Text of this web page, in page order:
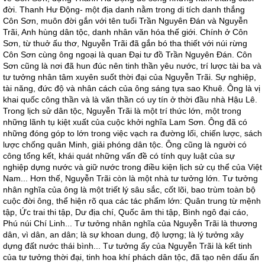
đời. Thanh Hư Ðộng- một địa danh nằm trong di tích danh thắng
Côn Sơn, muôn đời gắn với tên tuổi Trần Nguyên Ðán và Nguyễn
Trãi, Anh hùng dân tộc, danh nhân văn hóa thế giới. Chính ở Côn
Sơn, từ thuở ấu thơ, Nguyễn Trãi đã gắn bó tha thiết với núi rừng
Côn Sơn cùng ông ngoại là quan Ðại tư đồ Trần Nguyên Ðán. Côn
Sơn cũng là nơi đã hun đúc nên tinh thần yêu nước, trí lược tài ba và
tư tưởng nhân tâm xuyên suốt thời đại của Nguyễn Trãi. Sự nghiệp,
tài năng, đức độ và nhân cách của ông sáng tựa sao Khuê. Ông là vị
khai quốc công thần và là văn thần có uy tín ở thời đầu nhà Hậu Lê.
Trong lịch sử dân tộc, Nguyễn Trãi là một trí thức lớn, một trong
những lãnh tụ kiệt xuất của cuộc khởi nghĩa Lam Sơn. Ông đã có
những đóng góp to lớn trong việc vạch ra đường lối, chiến lược, sách
lược chống quân Minh, giải phóng dân tộc. Ông cũng là người có
công tổng kết, khái quát những vấn đề có tính quy luật của sự
nghiệp dựng nước và giữ nước trong điều kiện lịch sử cụ thể của Việt
Nam... Hơn thế, Nguyễn Trãi còn là một nhà tư tưởng lớn. Tư tưởng
nhân nghĩa của ông là một triết lý sâu sắc, cốt lõi, bao trùm toàn bộ
cuộc đời ông, thể hiện rõ qua các tác phẩm lớn: Quân trung từ mệnh
tập, Ức trai thi tập, Dư địa chí, Quốc âm thi tập, Bình ngô đại cáo,
Phú núi Chí Linh... Tư tưởng nhân nghĩa của Nguyễn Trãi là thương
dân, vì dân, an dân; là sự khoan dung, độ lượng; là lý tưởng xây
dựng đất nước thái bình... Tư tưởng ấy của Nguyễn Trãi là kết tinh
của tư tưởng thời đại, tinh hoa khí phách dân tộc, đã tạo nên dấu ấn